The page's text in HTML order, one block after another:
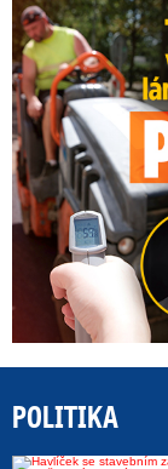
Teploty v Česku
POLITIKA